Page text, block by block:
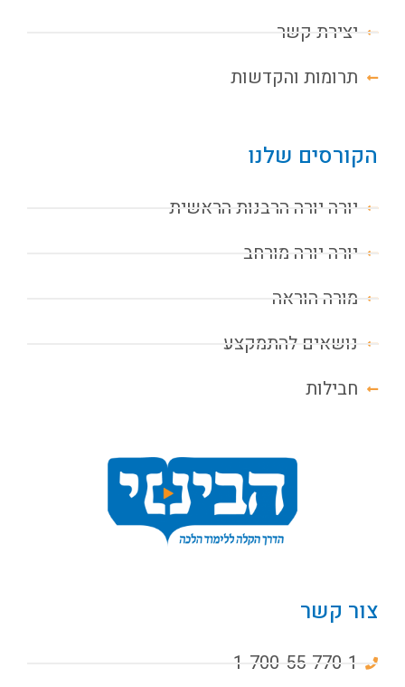
יצירת קשר
תרומות והקדשות
הקורסים שלנו
יורה יורה הרבנות הראשית
יורה יורה מורחב
מורה הוראה
נושאים להתמקצע
חבילות
צור קשר
1-700-55-770-1